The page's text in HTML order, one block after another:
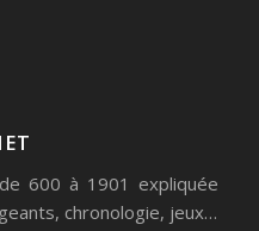
600 à 1901 expliquée
chronologie, jeux…